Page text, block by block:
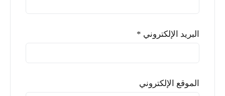
البريد الإلكتروني *
الموقع الإلكتروني